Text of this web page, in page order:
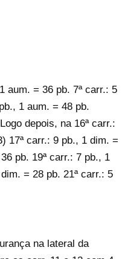
aum. = 36 pb. 7ª carr.: 5
1 aum. = 48 pb.
depois, na 16ª carr.:
17ª carr.: 9 pb., 1 dim. =
pb. 19ª carr.: 7 pb., 1
= 28 pb. 21ª carr.: 5
na lateral da